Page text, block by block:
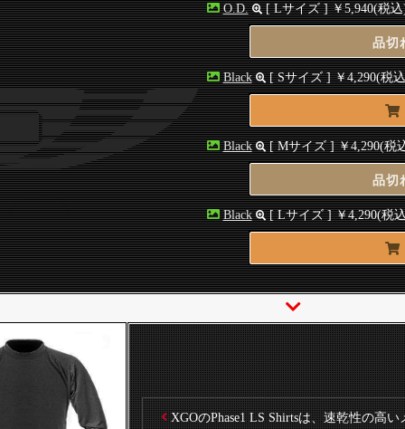
O.D. [ Lサイズ ] ￥5,940(税
品
Black [ Sサイズ ] ￥4,290(税
Black [ Mサイズ ] ￥4,290(税
品
Black [ Lサイズ ] ￥4,290(税
XGOのPhase1 LS Shirtsは、速乾性の高